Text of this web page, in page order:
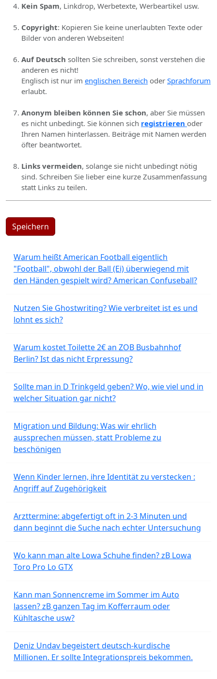
Kein Spam, Linkdrop, Werbetexte, Werbeartikel usw.
Copyright: Kopieren Sie keine unerlaubten Texte oder
Bilder von anderen Webseiten!
Auf Deutsch sollten Sie schreiben, sonst verstehen die
anderen es nicht!
Englisch ist nur im englischen Bereich oder Sprachforum
erlaubt.
Anonym bleiben können Sie schon, aber Sie müssen
es nicht unbedingt. Sie können sich registrieren oder
Ihren Namen hinterlassen. Beiträge mit Namen werden
öfter beantwortet.
Links vermeiden, solange sie nicht unbedingt nötig
sind. Schreiben Sie lieber eine kurze Zusammenfassung
statt Links zu teilen.
Speichern
Warum heißt American Football eigentlich
"Football", obwohl der Ball (Ei) überwiegend mit
den Händen gespielt wird? American Confuseball?
Nutzen Sie Ghostwriting? Wie verbreitet ist es und
lohnt es sich?
Warum kostet Toilette 2€ an ZOB Busbahnhof
Berlin? Ist das nicht Erpressung?
Sollte man in D Trinkgeld geben? Wo, wie viel und in
welcher Situation gar nicht?
Migration und Bildung: Was wir ehrlich
aussprechen müssen, statt Probleme zu
beschönigen
Wenn Kinder lernen, ihre Identität zu verstecken :
Angriff auf Zugehörigkeit
Arzttermine: abgefertigt oft in 2-3 Minuten und
dann beginnt die Suche nach echter Untersuchung
Wo kann man alte Lowa Schuhe finden? zB Lowa
Toro Pro Lo GTX
Kann man Sonnencreme im Sommer im Auto
lassen? zB ganzen Tag im Kofferraum oder
Kühltasche usw?
Deniz Undav begeistert deutsch-kurdische
Millionen. Er sollte Integrationspreis bekommen.